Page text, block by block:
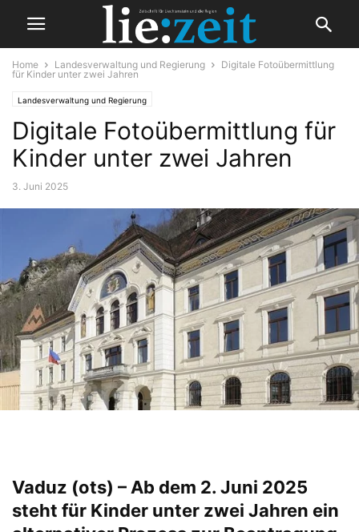
Home Landesverwaltung und Regierung
Digitale Fotoübermittlung
für Kinder unter zwei Jahren
Landesverwaltung und Regierung
Digitale Fotoübermittlung für
Kinder unter zwei Jahren
3. Juni 2025
Vaduz (ots) – Ab dem 2. Juni 2025
steht für Kinder unter zwei Jahren ein